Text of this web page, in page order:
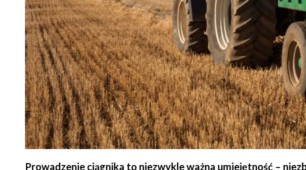
Prowadzenie ciągnika to niezwykle ważna umiejętność –